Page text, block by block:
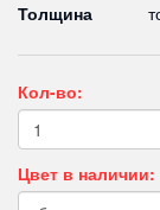
Толщина
Кол-во:
Цвет в наличии: